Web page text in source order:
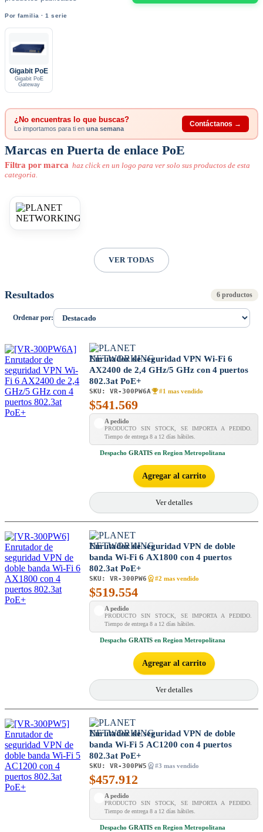
Por familia · 1 serie
Gigabit PoE
Gigabit PoE
Gateway
¿No encuentras lo que buscas?
Lo importamos para ti en una semana
Contáctanos →
Marcas en Puerta de enlace PoE
Filtra por marca haz click en un logo para ver solo sus productos de esta
categoria.
VER TODAS
Resultados 6 productos
Ordenar por:
Enrutador de seguridad VPN Wi-Fi 6
AX2400 de 2,4 GHz/5 GHz con 4 puertos
802.3at PoE+
SKU: VR-300PW6A #1 mas vendido
$541.569
A pedido
PRODUCTO SIN STOCK, SE IMPORTA A PEDIDO.
Tiempo de entrega 8 a 12 días hábiles.
Despacho GRATIS en Region Metropolitana
Agregar al carrito
Ver detalles
Enrutador de seguridad VPN de doble
banda Wi-Fi 6 AX1800 con 4 puertos
802.3at PoE+
SKU: VR-300PW6 #2 mas vendido
$519.554
A pedido
PRODUCTO SIN STOCK, SE IMPORTA A PEDIDO.
Tiempo de entrega 8 a 12 días hábiles.
Despacho GRATIS en Region Metropolitana
Agregar al carrito
Ver detalles
Enrutador de seguridad VPN de doble
banda Wi-Fi 5 AC1200 con 4 puertos
802.3at PoE+
SKU: VR-300PW5 #3 mas vendido
$457.912
A pedido
PRODUCTO SIN STOCK, SE IMPORTA A PEDIDO.
Tiempo de entrega 8 a 12 días hábiles.
Despacho GRATIS en Region Metropolitana